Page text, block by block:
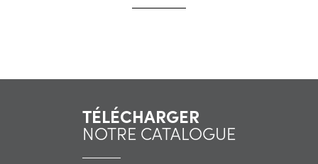
TÉLÉCHARGER
NOTRE CATALOGUE